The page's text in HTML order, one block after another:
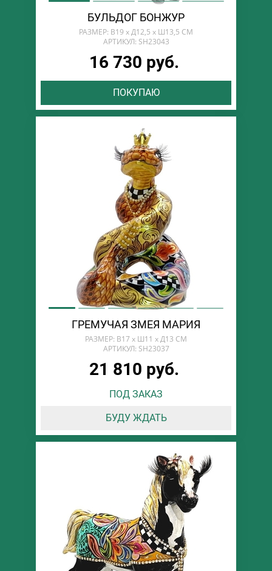
БУЛЬДОГ БОНЖУР
РАЗМЕР: В19 х Д12,5 х Ш13,5 СМ
АРТИКУЛ: SH23043
16 730 руб.
ПОКУПАЮ
ГРЕМУЧАЯ ЗМЕЯ МАРИЯ
РАЗМЕР: В17 х Ш11 х Д13 СМ
АРТИКУЛ: SH23037
21 810 руб.
ПОД ЗАКАЗ
БУДУ ЖДАТЬ